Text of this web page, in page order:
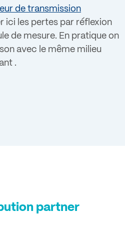
de transmission
ici les pertes par réflexion
de mesure. En pratique on
avec le même milieu
.
partner